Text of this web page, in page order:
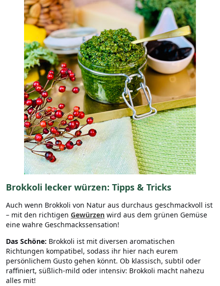
Brokkoli lecker würzen: Tipps & Tricks
Auch wenn Brokkoli von Natur aus durchaus geschmackvoll ist
– mit den richtigen Gewürzen wird aus dem grünen Gemüse
eine wahre Geschmackssensation!
Das Schöne: Brokkoli ist mit diversen aromatischen
Richtungen kompatibel, sodass ihr hier nach eurem
persönlichem Gusto gehen könnt. Ob klassisch, subtil oder
raffiniert, süßlich-mild oder intensiv: Brokkoli macht nahezu
alles mit!